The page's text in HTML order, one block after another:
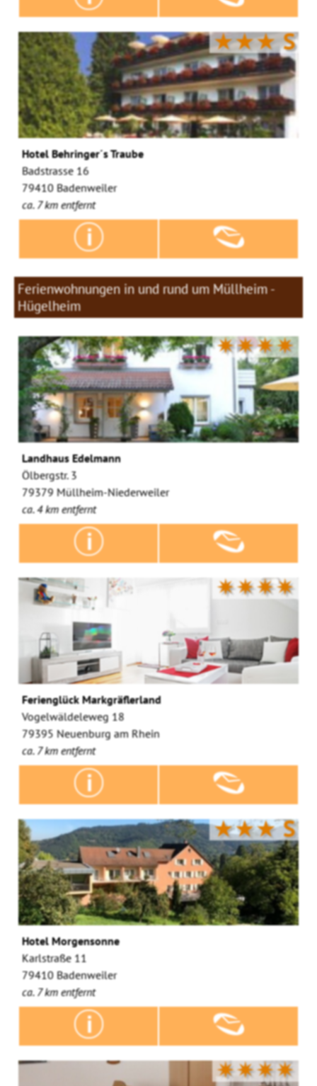
★★★S
Hotel Behringer´s Traube
Badstrasse 16
79410 Badenweiler
ca. 7 km entfernt
Ferienwohnungen in und rund um Müllheim -
Hügelheim
✷✷✷✷
Landhaus Edelmann
Ölbergstr. 3
79379 Müllheim-Niederweiler
ca. 4 km entfernt
✷✷✷✷
Ferienglück Markgräflerland
Vogelwäldeleweg 18
79395 Neuenburg am Rhein
ca. 7 km entfernt
★★★S
Hotel Morgensonne
Karlstraße 11
79410 Badenweiler
ca. 7 km entfernt
✷✷✷✷